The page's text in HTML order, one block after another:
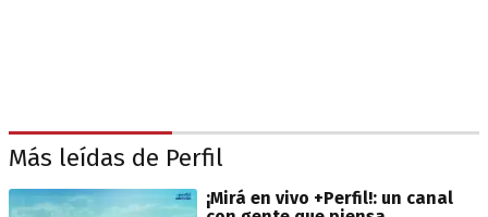
Más leídas de Perfil
¡Mirá en vivo +Perfil!: un canal